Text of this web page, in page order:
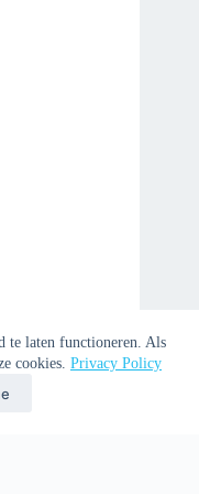
te laten functioneren. Als
cookies. Privacy Policy